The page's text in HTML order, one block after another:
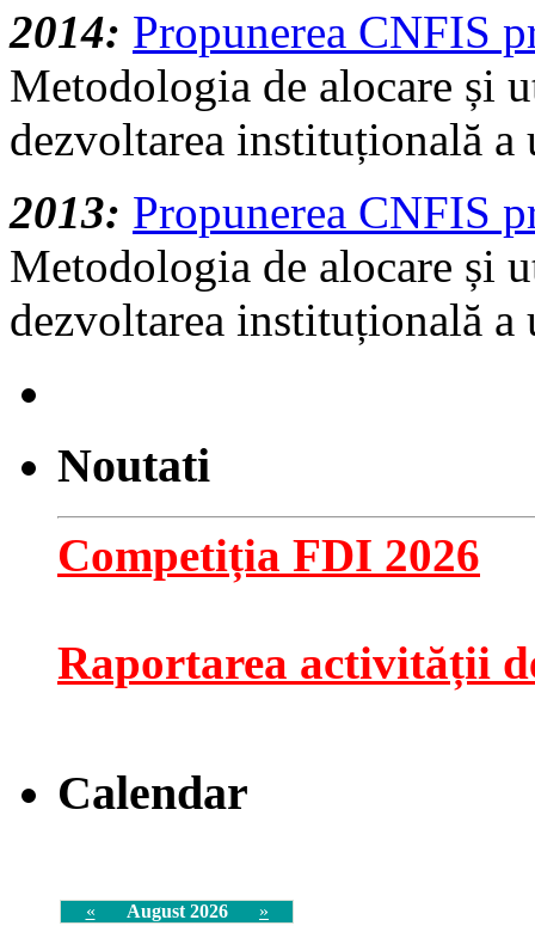
2014: Propunerea CNFIS
Metodologia de alocare și
dezvoltarea instituțională
2013: Propunerea CNFIS
Metodologia de alocare și
dezvoltarea instituțională
Noutati
Competiția FDI 2026
Raportarea activității
Calendar
« August 2026 »